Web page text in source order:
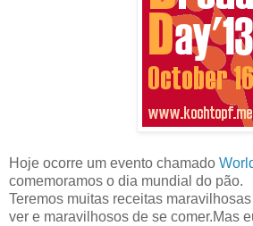
Hoje ocorre um evento chamado
comemoramos o dia mundial do pão.
Teremos muitas receitas
ver e maravilhosos de se comer.Mas